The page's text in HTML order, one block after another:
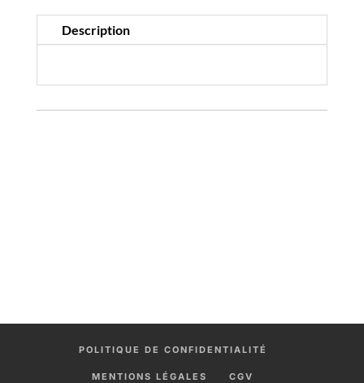
Description
POLITIQUE DE CONFIDENTIALITÉ
MENTIONS LÉGALES CGV